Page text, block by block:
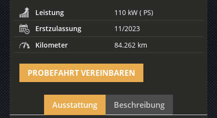
Leistung
110 kW ( PS)
Erstzulassung
11/2023
Kilometer
84.262 km
PROBEFAHRT VEREINBAREN
Ausstattung Beschreibung